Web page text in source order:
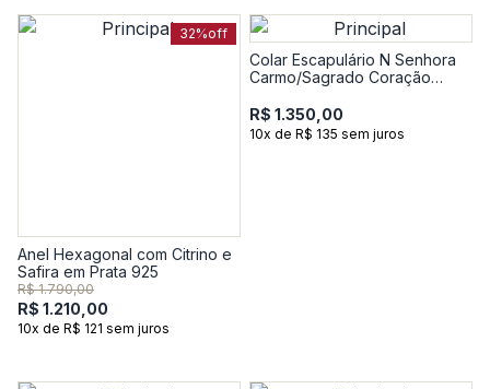
32%off
Anel Hexagonal com Citrino e
Safira em Prata 925
R$ 1.790,00
R$ 1.210,00
10x de R$ 121 sem juros
Colar Escapulário N Senhora
Carmo/Sagrado Coração
Banho de Ouro Amarelo 18k
R$ 1.350,00
10x de R$ 135 sem juros